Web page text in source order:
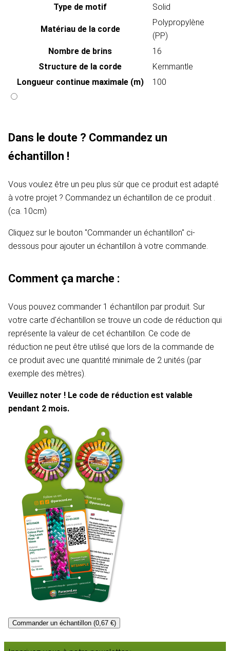
Type de motif
Solid
Matériau de la corde
Polypropylène
(PP)
Nombre de brins
16
Structure de la corde
Kernmantle
Longueur continue maximale (m)
100
Dans le doute ? Commandez un
échantillon !
Vous voulez être un peu plus sûr que ce produit est adapté
à votre projet ? Commandez un échantillon de ce produit .
(ca. 10cm)
Cliquez sur le bouton "Commander un échantillon" ci-
dessous pour ajouter un échantillon à votre commande.
Comment ça marche :
Vous pouvez commander 1 échantillon par produit. Sur
votre carte d'échantillon se trouve un code de réduction qui
représente la valeur de cet échantillon. Ce code de
réduction ne peut être utilisé que lors de la commande de
ce produit avec une quantité minimale de 2 unités (par
exemple des mètres).
Veuillez noter ! Le code de réduction est valable
pendant 2 mois.
Commander un échantillon (0,67 €)